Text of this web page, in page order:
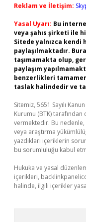
Reklam ve İletişim:
Yasal Uyarı: Bu
veya şahıs şirketi ile
Sitede yalnızca kendi
paylaşılmaktadır.
taşımamakta olup,
paylaşım
benzerlikleri
taslak halindedir ve
Sitemiz, 5651 Sayılı
Kurumu (BTK) tarafından
vermektedir. Bu
veya araştırma
yazdıkları içeriklerin
bu sorumluluğu kabul
Hukuka ve yasal
içerikleri,
halinde, ilgili içerikler